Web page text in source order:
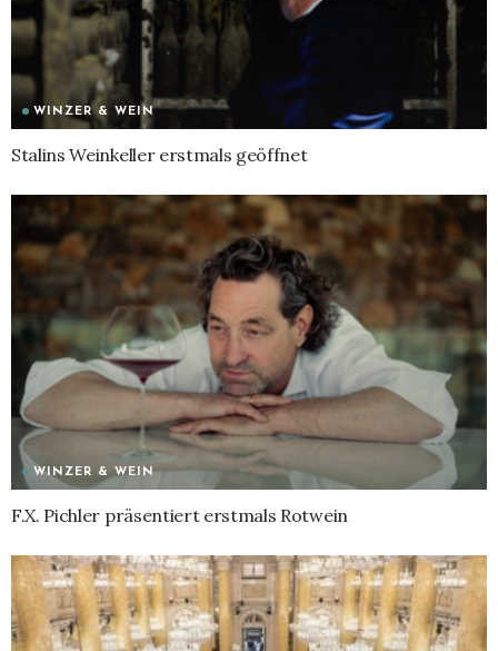
WINZER & WEIN
Stalins Weinkeller erstmals geöffnet
WINZER & WEIN
F.X. Pichler präsentiert erstmals Rotwein